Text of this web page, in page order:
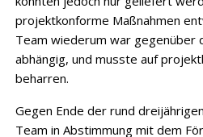
projektkonforme Maßnahmen
Team wiederum war gegenüber
abhängig, und musste auf
beharren.
Gegen Ende der rund
Team in Abstimmung mit dem